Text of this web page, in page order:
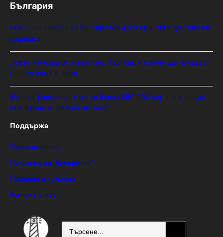
България
Нов минен ловец за българския флот пристига до края на
годината
Левът изчезва от етикетите: Търговците вече ще показват
цените само в евро
Иззеха фалшиви стоки за близо 650 000 евро при акция
във Варна и „Златни пясъци“
Поддържа
Поверителност
Политика за „бисквитки“
Правила и условия
Контакт с нас